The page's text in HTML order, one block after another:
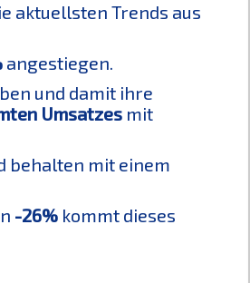
aktuellsten Trends aus
angestiegen.
und damit ihre
Umsatzesmit
behalten mit einem
-26%kommt dieses